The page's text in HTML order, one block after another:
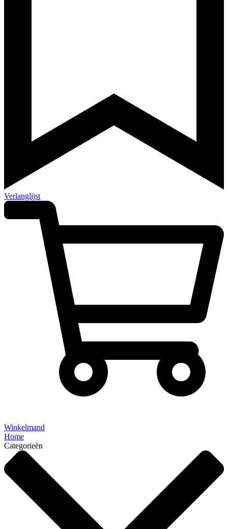
Verlanglijst
Winkelmand
Home
Categorieën